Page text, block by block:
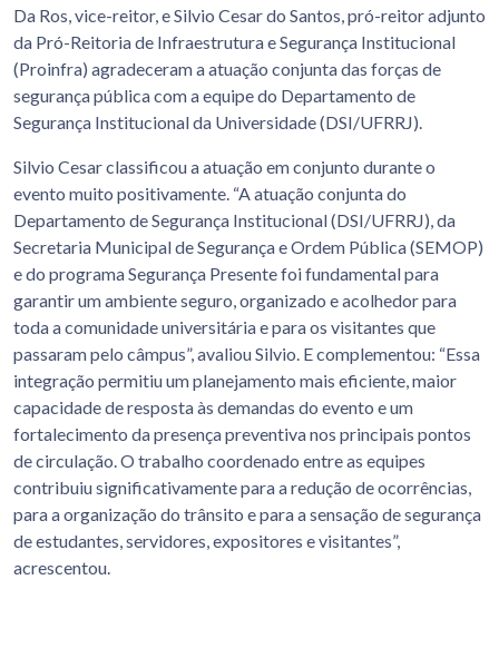
Da Ros, vice-reitor, e Silvio Cesar do Santos, pró-reitor adjunto
da Pró-Reitoria de Infraestrutura e Segurança Institucional
(Proinfra) agradeceram a atuação conjunta das forças de
segurança pública com a equipe do Departamento de
Segurança Institucional da Universidade (DSI/UFRRJ).
Silvio Cesar classificou a atuação em conjunto durante o
evento muito positivamente. “A atuação conjunta do
Departamento de Segurança Institucional (DSI/UFRRJ), da
Secretaria Municipal de Segurança e Ordem Pública (SEMOP)
e do programa Segurança Presente foi fundamental para
garantir um ambiente seguro, organizado e acolhedor para
toda a comunidade universitária e para os visitantes que
passaram pelo câmpus”, avaliou Silvio. E complementou: “Essa
integração permitiu um planejamento mais eficiente, maior
capacidade de resposta às demandas do evento e um
fortalecimento da presença preventiva nos principais pontos
de circulação. O trabalho coordenado entre as equipes
contribuiu significativamente para a redução de ocorrências,
para a organização do trânsito e para a sensação de segurança
de estudantes, servidores, expositores e visitantes”,
acrescentou.